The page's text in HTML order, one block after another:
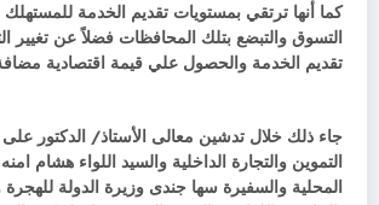
كما أنها ترتقي بمستويات تقديم الخدمة للمستهلك
التسوق والتبضع بتلك المحافظات فضلاً عن تغيير
تقديم الخدمة والحصول علي قيمة اقتصادية
جاء ذلك خلال تدشين معالى الأستاذ/ الدكتور
التموين والتجارة الداخلية والسيد اللواء هشام امنه
المحلية والسفيرة سها جندى وزيرة الدولة